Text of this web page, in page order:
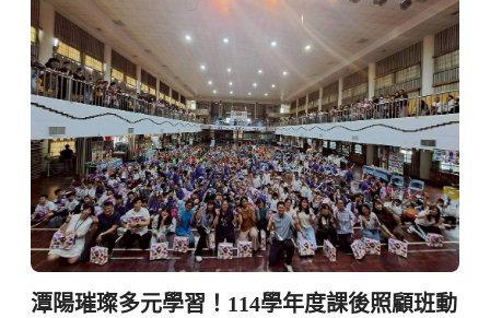
潭陽璀璨多元學習！114學年度課後照顧班動